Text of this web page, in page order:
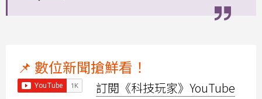
📌 數位新聞搶鮮看！
訂閱《科技玩家》YouTube